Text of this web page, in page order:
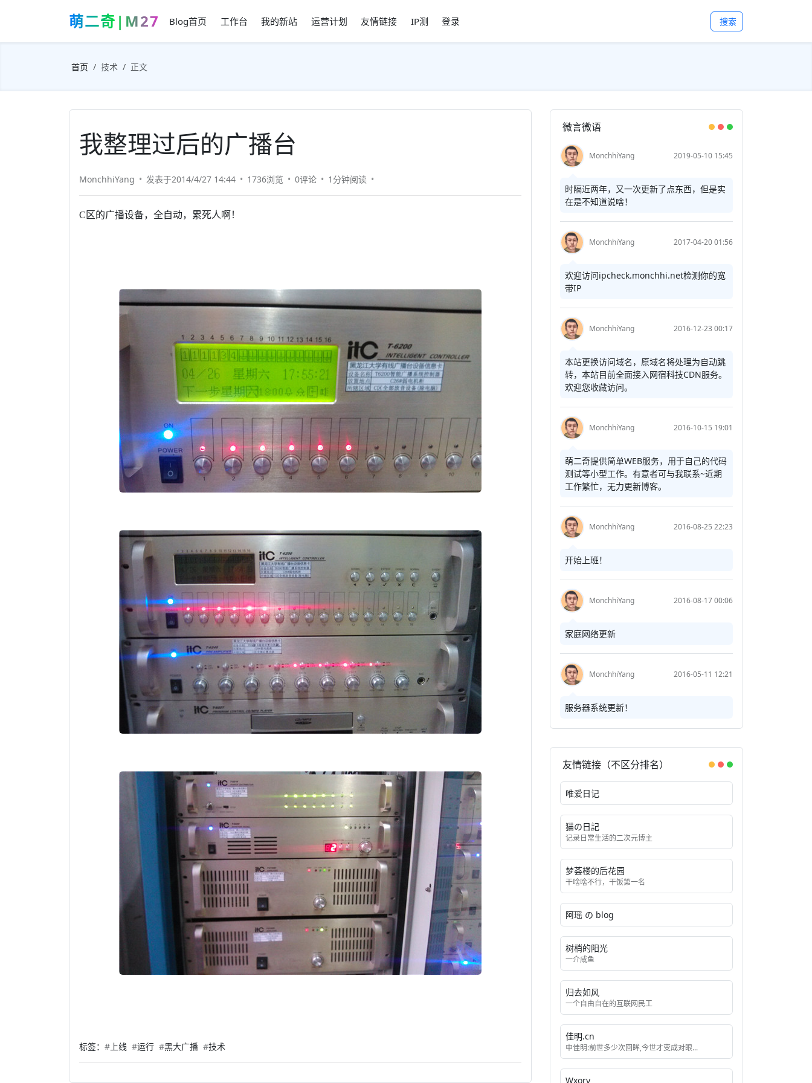
萌二奇|M27 Blog首页 工作台 我的新站 运营计划 友情链接 IP测 登录 搜索
首页 技术 正文
我整理过后的广播台
MonchhiYang 发表于2014/4/27 14:44 1736浏览 0评论 1分钟阅读
C区的广播设备，全自动，累死人啊！
标签： # 上线 #运行 #黑大广播 #技术
微言微语
MonchhiYang 2019-05-10 15:45
时隔近两年，又一次更新了点东西，但是实
在是不知道说啥！
MonchhiYang 2017-04-20 01:56
欢迎访问ipcheck.monchhi.net检测你的宽
带IP
MonchhiYang 2016-12-23 00:17
本站更换访问域名，原域名将处理为自动跳
转，本站目前全面接入网宿科技CDN服务。
欢迎您收藏访问。
MonchhiYang 2016-10-15 19:01
萌二奇提供简单WEB服务，用于自己的代码
测试等小型工作。有意者可与我联系~近期
工作繁忙，无力更新博客。
MonchhiYang 2016-08-25 22:23
开始上班！
MonchhiYang 2016-08-17 00:06
家庭网络更新
MonchhiYang 2016-05-11 12:21
服务器系统更新！
友情链接（不区分排名）
唯爱日记
猫の日記
记录日常生活的二次元博主
梦荟楼的后花园
干啥啥不行，干饭第一名
阿瑶 の blog
树梢的阳光
一介咸鱼
归去如风
一个自由自在的互联网民工
佳明.cn
申佳明:前世多少次回眸,今世才变成对眼...
Wxory